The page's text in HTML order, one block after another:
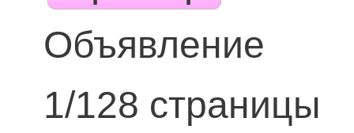
Объявление
1/128 страницы